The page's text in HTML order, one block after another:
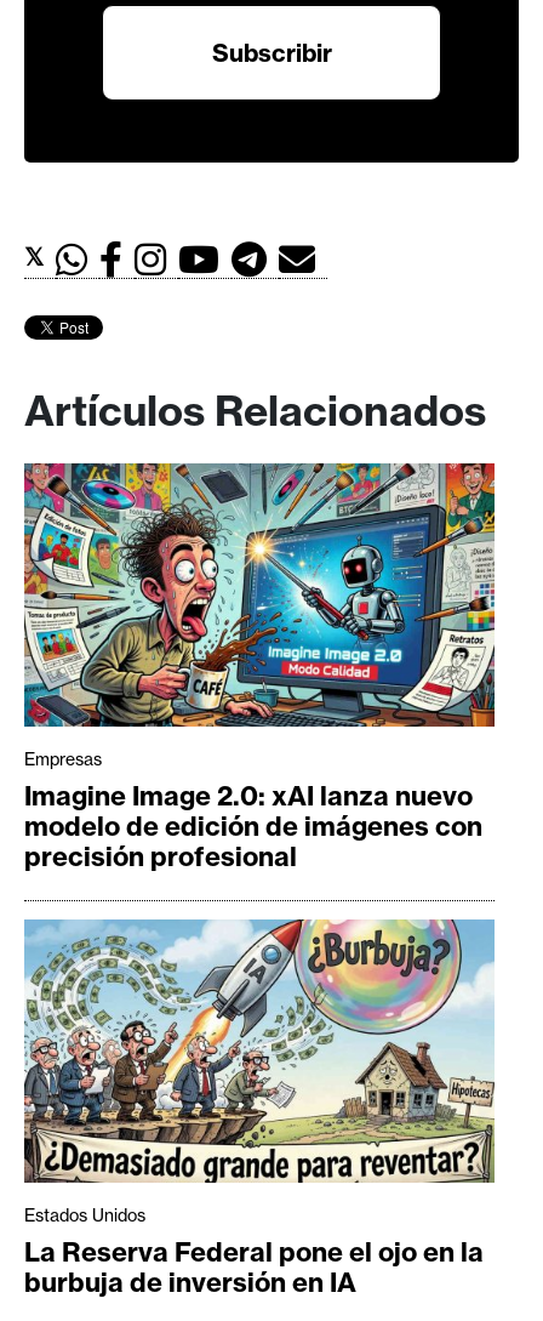
𝕏
Artículos Relacionados
Empresas
Imagine Image 2.0: xAI lanza nuevo
modelo de edición de imágenes con
precisión profesional
Estados Unidos
La Reserva Federal pone el ojo en la
burbuja de inversión en IA